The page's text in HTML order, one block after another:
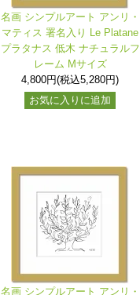
名画 シンプルアート アンリ・
マティス 署名入り Le Platane
プラタナス 低木 ナチュラルフ
レーム Mサイズ
4,800円(税込5,280円)
お気に入りに追加
名画 シンプルアート アンリ・